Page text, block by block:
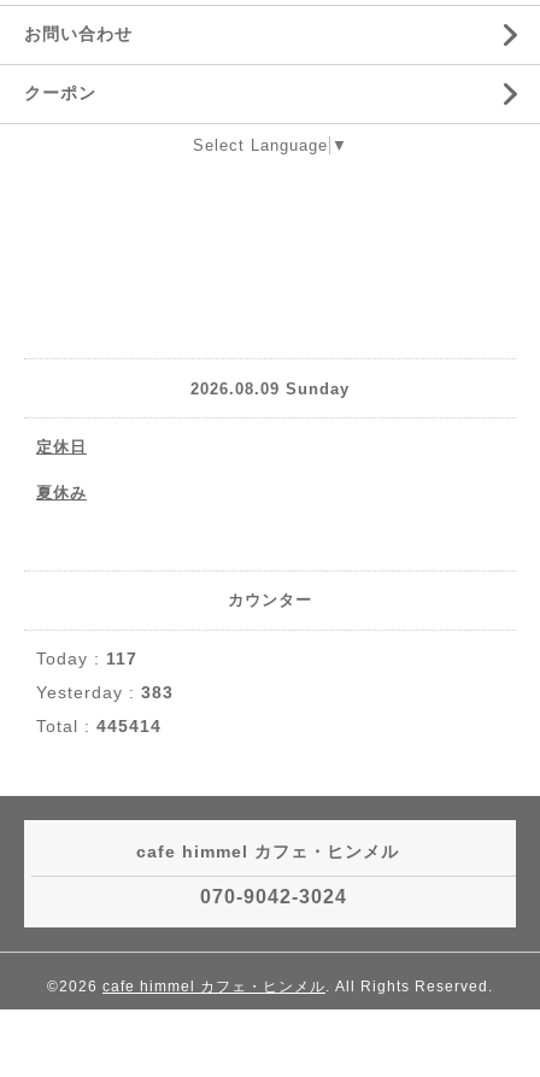
お問い合わせ
クーポン
Select Language ▼
2026.08.09 Sunday
定休日
夏休み
カウンター
Today : 117
Yesterday : 383
Total : 445414
cafe himmel カフェ・ヒンメル
070-9042-3024
©2026 cafe himmel カフェ・ヒンメル. All Rights Reserved.